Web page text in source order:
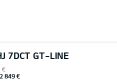
7DCT GT-LINE
€
849 €